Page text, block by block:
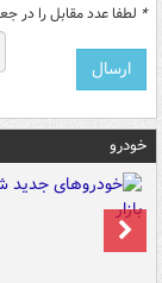
* لطفا عدد مقابل را در
خودرو